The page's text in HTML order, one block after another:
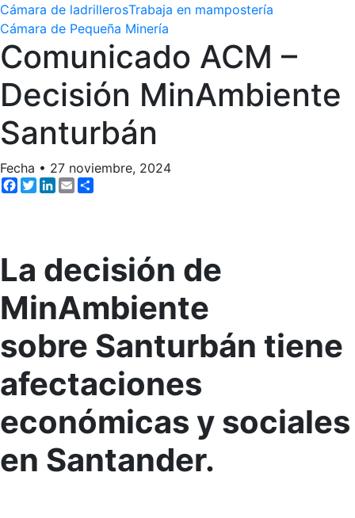
Cámara de ladrillerosTrabaja en mampostería
Cámara de Pequeña Minería
Comunicado ACM –
Decisión MinAmbiente
Santurbán
Fecha • 27 noviembre, 2024
Facebook
TwitterLinkedIn
Email
La decisión de
MinAmbiente
sobre Santurbán tiene
afectaciones
económicas y sociales
en Santander.